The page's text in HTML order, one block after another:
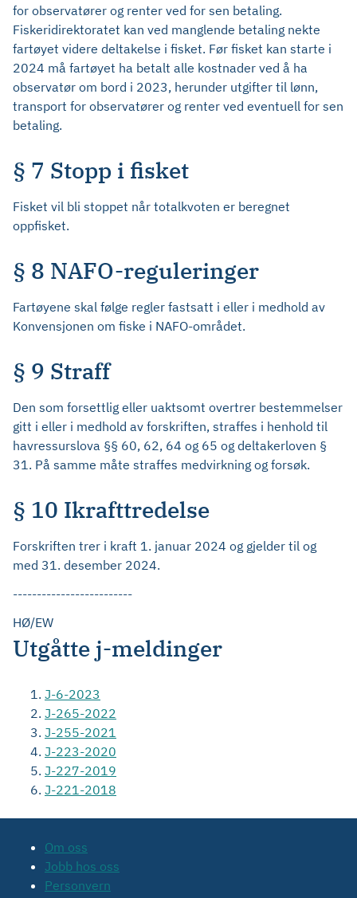
for observatører og renter ved for sen betaling.
Fiskeridirektoratet kan ved manglende betaling nekte
fartøyet videre deltakelse i fisket. Før fisket kan starte i
2024 må fartøyet ha betalt alle kostnader ved å ha
observatør om bord i 2023, herunder utgifter til lønn,
transport for observatører og renter ved eventuell for sen
betaling.
§ 7 Stopp i fisket
Fisket vil bli stoppet når totalkvoten er beregnet
oppfisket.
§ 8 NAFO-reguleringer
Fartøyene skal følge regler fastsatt i eller i medhold av
Konvensjonen om fiske i NAFO-området.
§ 9 Straff
Den som forsettlig eller uaktsomt overtrer bestemmelser
gitt i eller i medhold av forskriften, straffes i henhold til
havressurslova §§ 60, 62, 64 og 65 og deltakerloven §
31. På samme måte straffes medvirkning og forsøk.
§ 10 Ikrafttredelse
Forskriften trer i kraft 1. januar 2024 og gjelder til og
med 31. desember 2024.
-------------------------
HØ/EW
Utgåtte j-meldinger
J-6-2023
J-265-2022
J-255-2021
J-223-2020
J-227-2019
J-221-2018
Om oss
Jobb hos oss
Personvern